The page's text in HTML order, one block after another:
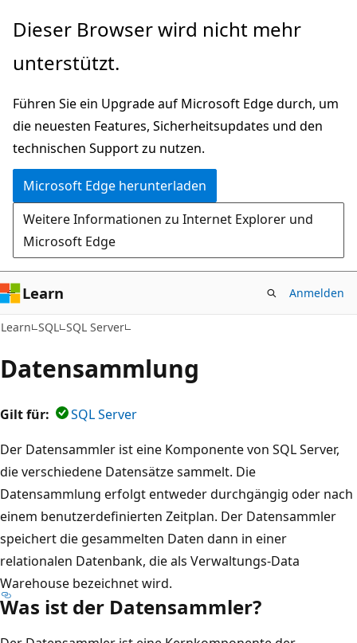
Zu
wechseln
Dieser Browser wird nicht mehr
unterstützt.
Führen Sie ein Upgrade auf Microsoft Edge durch, um
die neuesten Features, Sicherheitsupdates und den
technischen Support zu nutzen.
Microsoft Edge herunterladen
Weitere Informationen zu Internet Explorer und
Microsoft Edge
Learn Anmelden
Learn SQL SQL Server
Datensammlung
Gilt für:
SQL Server
Der Datensammler ist eine Komponente von SQL Server,
die verschiedene Datensätze sammelt. Die
Datensammlung erfolgt entweder durchgängig oder nach
einem benutzerdefinierten Zeitplan. Der Datensammler
speichert die gesammelten Daten dann in einer
relationalen Datenbank, die als Verwaltungs-Data
Warehouse bezeichnet wird.
Was ist der Datensammler?